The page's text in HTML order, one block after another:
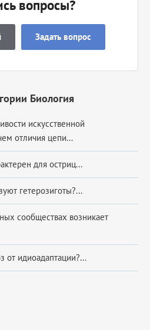
вопросы?
Задать вопрос
Биология
искусственной
отличия цепи...
для остриц...
гетерозиготы?...
сообществах возникает
от идиоадаптации?...